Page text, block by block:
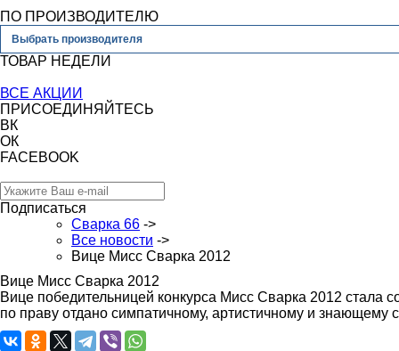
ПО ПРОИЗВОДИТЕЛЮ
Выбрать производителя
ТОВАР НЕДЕЛИ
ВСЕ АКЦИИ
ПРИСОЕДИНЯЙТЕСЬ
ВК
ОК
FACEBOOK
Подписаться
Сварка 66 ->
Все новости ->
Вице Мисс Сварка 2012
Вице Мисс Сварка 2012
Вице победительницей конкурса Мисс Сварка 2012 стала
по праву отдано симпатичному, артистичному и